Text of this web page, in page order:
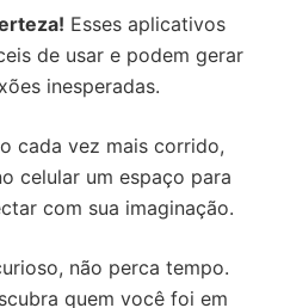
Esses aplicativos
de usar e podem gerar
inesperadas.
cada vez mais corrido,
celular um espaço para
com sua imaginação.
não perca tempo.
quem você foi em